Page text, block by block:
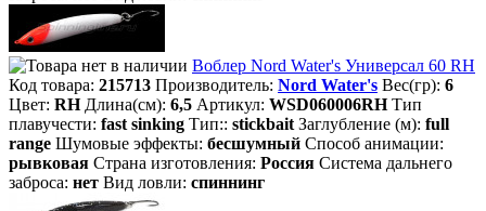
Воблер Nord Water's Универсал 60 RH
Код товара: 215713 Производитель: Nord Water's Вес(гр): 6
Цвет: RH Длина(см): 6,5 Артикул: WSD060006RH Тип
плавучести: fast sinking Тип:: stickbait Заглубление (м): full
range Шумовые эффекты: бесшумный Способ анимации:
рывковая Страна изготовления: Россия Система дальнего
заброса: нет Вид ловли: спиннинг